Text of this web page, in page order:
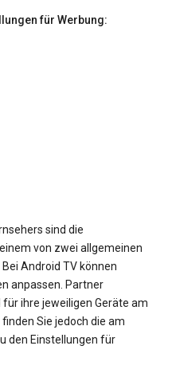
für Werbung:
sind die
von zwei allgemeinen
Android TV können
anpassen. Partner
ihre jeweiligen Geräte am
Sie jedoch die am
den Einstellungen für